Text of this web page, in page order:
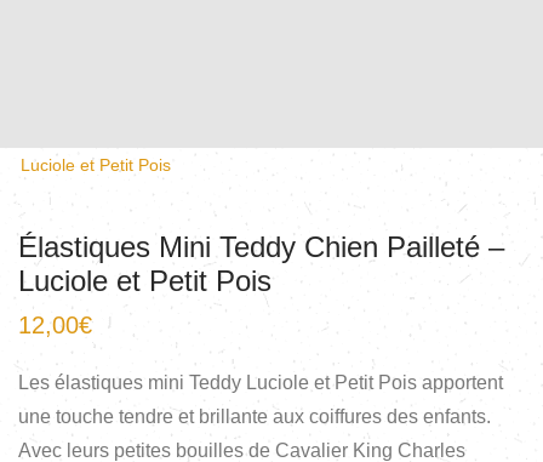
Luciole et Petit Pois
Élastiques Mini Teddy Chien Pailleté –
Luciole et Petit Pois
12,00€
Les élastiques mini Teddy Luciole et Petit Pois apportent
une touche tendre et brillante aux coiffures des enfants.
Avec leurs petites bouilles de Cavalier King Charles